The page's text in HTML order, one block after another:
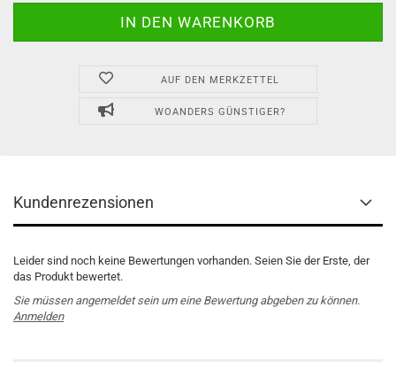
AUF DEN MERKZETTEL
WOANDERS GÜNSTIGER?
Kundenrezensionen
Leider sind noch keine Bewertungen vorhanden. Seien Sie der Erste, der
das Produkt bewertet.
Sie müssen angemeldet sein um eine Bewertung abgeben zu können.
Anmelden